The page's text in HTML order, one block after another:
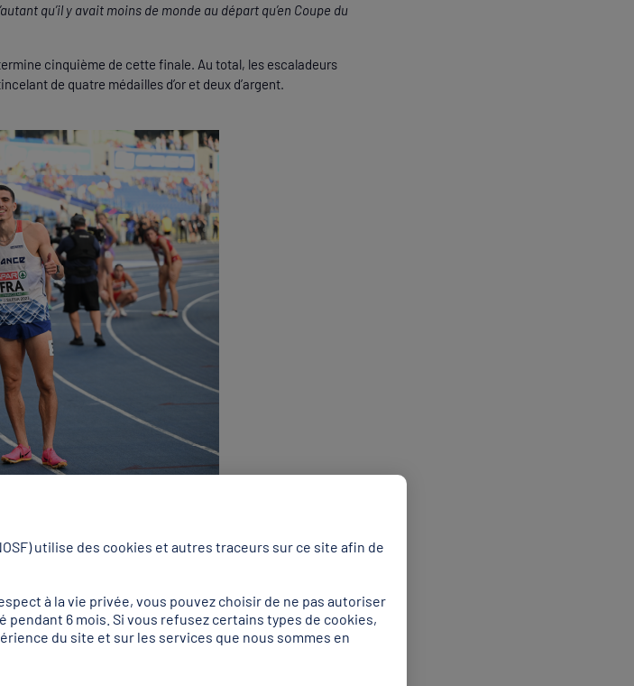
qu’il y avait moins de monde au départ qu’en Coupe du
cinquième de cette finale. Au total, les escaladeurs
de quatre médailles d’or et deux d’argent.
un écot conséquent à l’Equipe de France ce dimanche, grâce à
Kpatcha au saut en longueur (victorieuse de sa division mais
Meniker à la hauteur (devancée par Yaroslava Mahuchikh
utilise des cookies et autres traceurs sur ce site afin de
à la vie privée, vous pouvez choisir de ne pas autoriser
6 mois. Si vous refusez certains types de cookies,
du site et sur les services que nous sommes en